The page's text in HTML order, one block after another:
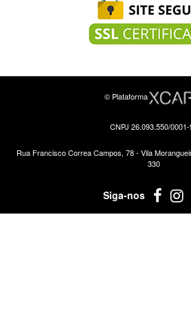
© Plataforma
CNPJ 26.093.550/
Rua Francisco Correa Campos, 78 - Vila
330
Siga-nos